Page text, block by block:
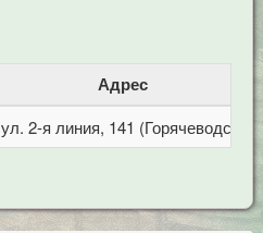
Адрес
ул. 2-я линия, 141 (Горячеводск)